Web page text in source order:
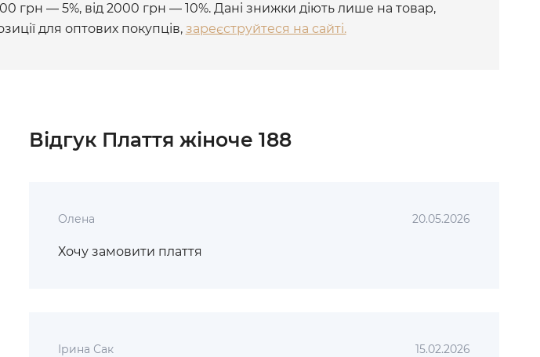
грн — 5%, від 2000 грн — 10%. Дані знижки діють лише на товар,
для оптових покупців, зареєструйтеся на сайті.
Відгук Плаття жіноче 188
Олена 20.05.2026
Хочу замовити плаття
Ірина Сак 15.02.2026